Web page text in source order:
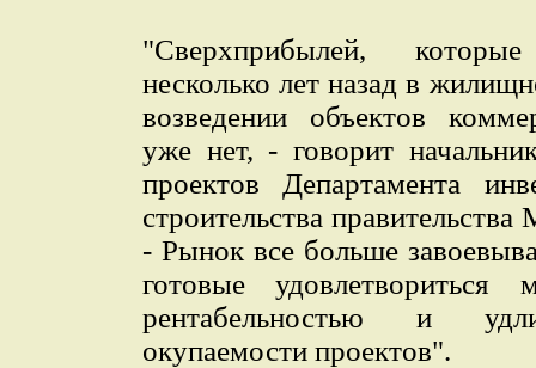
"Сверхприбылей,
несколько лет назад в
возведении объектов
уже нет, - говорит
проектов Департамента
строительства
- Рынок все больше
готовые
рентабельностью и
окупаемости проектов".